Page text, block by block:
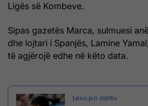
Ligës së Kombeve.
Sipas gazetës Marca, sulmuesi
dhe lojtari i Spanjës, Lamine
të agjërojë edhe në këto data.